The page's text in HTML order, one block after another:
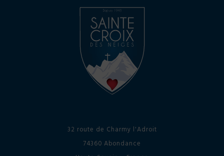
32 route de Charmy l'Adroit
74360 Abondance